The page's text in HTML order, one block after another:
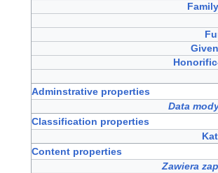
Adminstrative properties
Data
Classification properties
Content properties
Zawiera